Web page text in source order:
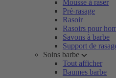
Mousse à raser
Pré-rasage
Rasoir
Rasoirs pour
Savons à barbe
Support de
Soins barbe
Tout afficher
Baumes barbe